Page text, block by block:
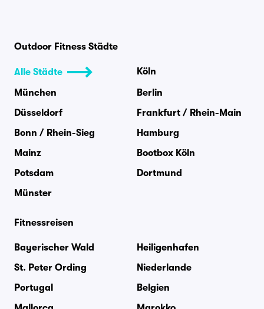
Outdoor Fitness Städte
Alle Städte
Köln
München
Berlin
Düsseldorf
Frankfurt / Rhein-Main
Bonn / Rhein-Sieg
Hamburg
Mainz
Bootbox Köln
Potsdam
Dortmund
Münster
Fitnessreisen
Bayerischer Wald
Heiligenhafen
St. Peter Ording
Niederlande
Portugal
Belgien